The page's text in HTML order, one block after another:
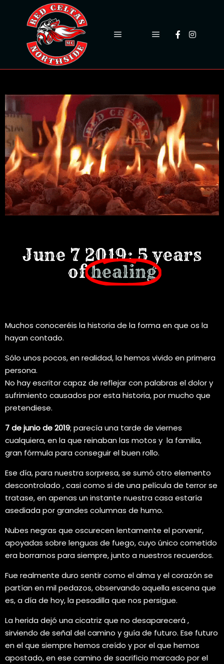
June 7 2019: 5 years
of healing
Muchos conoceréis la historia de la forma en que os la
hayan contado.
Sólo unos pocos, en realidad, la hemos vivido en primera
persona.
No hay escritor capaz de reflejar con palabras el dolor y
sufrimiento causados por esta historia, por mucho que
pretendiese.
7 de junio de 2019; parecía una tarde de viernes
cualquiera, en la que reinaban las motos y la familia,
gran fórmula para conseguir el buen rollo.
Ese día, para nuestra sorpresa, se sumó otro elemento
descontrolado , casi como si de una película de terror se
tratase, en apenas un instante nuestra casa estaría
asediada por grandes columnas de humo.
Nubes negras que oscurecen lentamente el porvenir,
apoyadas sobre lenguas de fuego, cuyo único cometido
era borrarnos para siempre, junto a nuestros recuerdos.
Fue realmente duro sentir como el alma y el corazón se
partían en mil pedazos, observando aquella escena que
es, a día de hoy, la pesadilla que nos persigue.
La herida dejó una cicatriz que no desaparecerá ,
sirviendo de señal del camino y guía de futuro. Ese futuro
en el que siempre hemos creído y por el que hemos
apostado, en ese camino de sacrificio marcado por el